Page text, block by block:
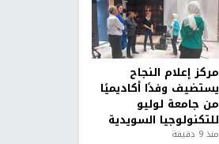
مركز إعلام النجاح
يستضيف وفدًا أكاديميًا
من جامعة لوليو
للتكنولوجيا السويدية
منذ 9 دقيقة